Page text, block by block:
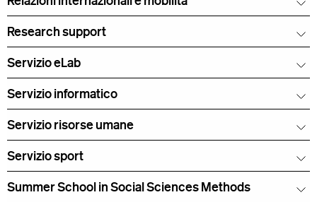
Research support
Servizio eLab
Servizio informatico
Servizio risorse umane
Servizio sport
Summer School in Social Sciences Methods